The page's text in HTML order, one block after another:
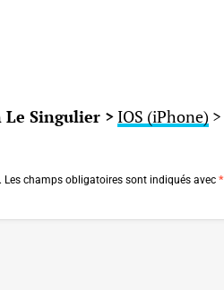
Singulier > IOS (iPhone) >
Les champs obligatoires sont indiqués avec *